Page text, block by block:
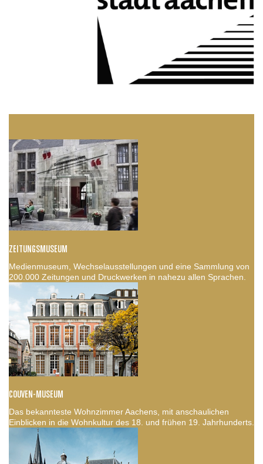
ZEITUNGSMUSEUM
Medienmuseum, Wechselausstellungen und eine Sammlung von
200.000 Zeitungen und Druckwerken in nahezu allen Sprachen.
COUVEN-MUSEUM
Das bekannteste Wohnzimmer Aachens, mit anschaulichen
Einblicken in die Wohnkultur des 18. und frühen 19. Jahrhunderts.